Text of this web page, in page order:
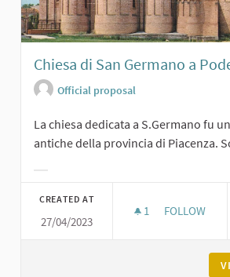
Chiesa di San Germano a
Official proposal
La chiesa dedicata a S.Germano fu
antiche della provincia di Piacenza.
CREATED AT
27/04/2023
1 1 FOLLOWER
FOLLOW